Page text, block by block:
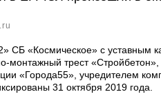
«Космическое» с уставным
монтажный трест
«Города55», учредителем
31 октября 2019 года.